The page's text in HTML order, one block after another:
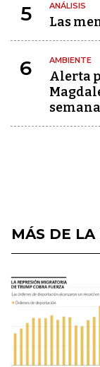
5 ANÁLISIS
Las
6 AMBIENTE
Alerta
semana
MÁS DE